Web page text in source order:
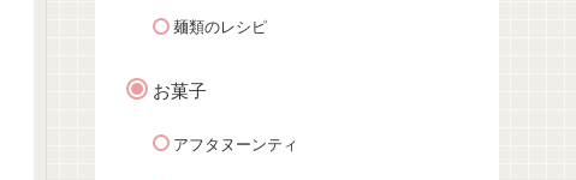
麺類のレシピ
お菓子
アフタヌーンティ